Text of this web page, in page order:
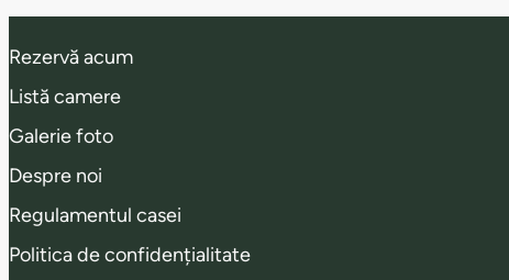
Rezervă acum
Listă camere
Galerie foto
Despre noi
Regulamentul casei
Politica de confidențialitate